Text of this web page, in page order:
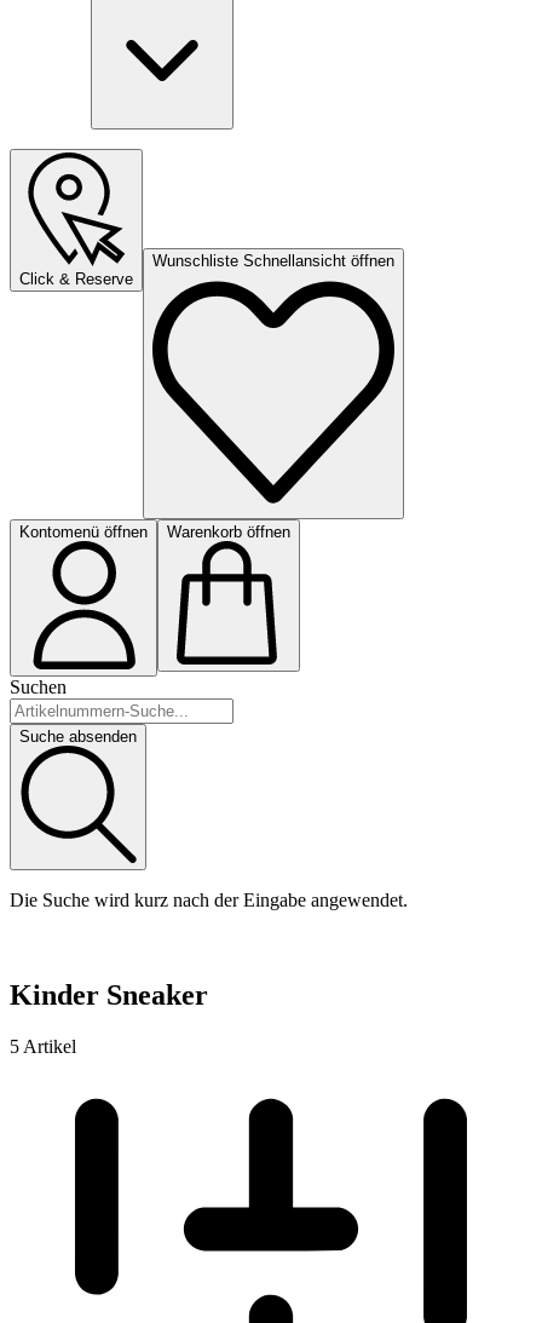
Click & Reserve
Wunschliste Schnellansicht öffnen
Kontomenü öffnen Warenkorb öffnen
Suchen
Suche absenden
Die Suche wird kurz nach der Eingabe angewendet.
Kinder Sneaker
5 Artikel